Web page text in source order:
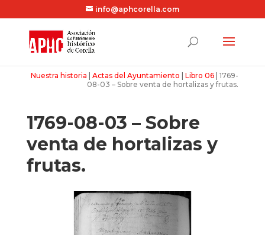
info@aphcorella.com
Nuestra historia |Actas del Ayuntamiento |Libro 06 |1769-
08-03 – Sobre venta de hortalizas y frutas.
1769-08-03 – Sobre
venta de hortalizas y
frutas.